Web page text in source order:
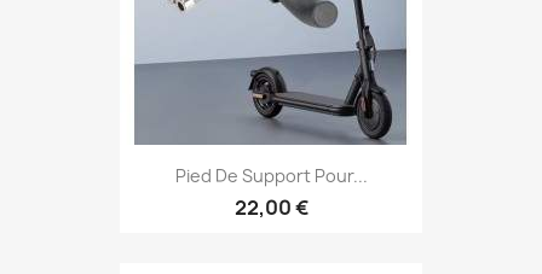
Pied De Support Pour...
22,00 €